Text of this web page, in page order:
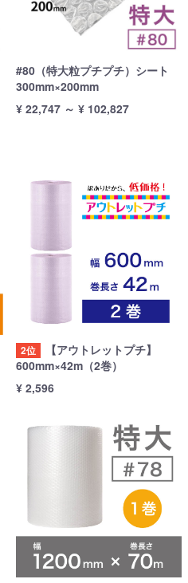
#80（特大粒プチプチ）シート
300mm×200mm
¥ 22,747 ～ ¥ 102,827
2位
【アウトレットプチ】
600mm×42m（2巻）
¥ 2,596